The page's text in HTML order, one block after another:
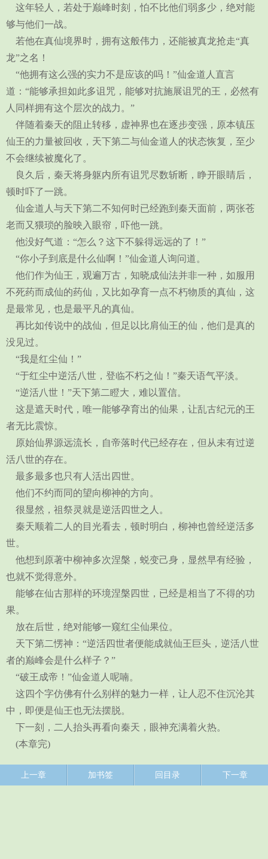
这年轻人，若处于巅峰时刻，怕不比他们弱多少，绝对能
够与他们一战。
若他在真仙境界时，拥有这般伟力，还能被真龙抢走“真
龙”之名！
“他拥有这么强的实力不是应该的吗！”仙金道人直言
道：“能够承担如此多诅咒，能够对抗施展诅咒的王，必然有
人同样拥有这个层次的战力。”
伴随着秦天的阻止转移，虚神界也在逐步变强，原本镇压
仙王的力量被回收，天下第二与仙金道人的状态恢复，至少
不会继续被魔化了。
良久后，秦天将身躯内所有诅咒尽数斩断，睁开眼睛后，
顿时吓了一跳。
仙金道人与天下第二不知何时已经跑到秦天面前，两张苍
老而又猥琐的脸映入眼帘，吓他一跳。
他没好气道：“怎么？这下不躲得远远的了！”
“你小子到底是什么仙啊！”仙金道人询问道。
他们作为仙王，观遍万古，知晓成仙法并非一种，如服用
不死药而成仙的药仙，又比如孕育一点不朽物质的真仙，这
是最常见，也是最平凡的真仙。
再比如传说中的战仙，但足以比肩仙王的仙，他们是真的
没见过。
“我是红尘仙！”
“于红尘中逆活八世，登临不朽之仙！”秦天语气平淡。
“逆活八世！”天下第二瞪大，难以置信。
这是遮天时代，唯一能够孕育出的仙果，让乱古纪元的王
者无比震惊。
原始仙界源远流长，自帝落时代已经存在，但从未有过逆
活八世的存在。
最多最多也只有人活出四世。
他们不约而同的望向柳神的方向。
很显然，祖祭灵就是逆活四世之人。
秦天顺着二人的目光看去，顿时明白，柳神也曾经逆活多
世。
他想到原著中柳神多次涅槃，蜕变己身，显然早有经验，
也就不觉得意外。
能够在仙古那样的环境涅槃四世，已经是相当了不得的功
果。
放在后世，绝对能够一窥红尘仙果位。
天下第二愣神：“逆活四世者便能成就仙王巨头，逆活八世
者的巅峰会是什么样子？”
“破王成帝！”仙金道人呢喃。
这四个字仿佛有什么别样的魅力一样，让人忍不住沉沦其
中，即便是仙王也无法摆脱。
下一刻，二人抬头再看向秦天，眼神充满着火热。
(本章完)
上一章 加书签 回目录 下一章